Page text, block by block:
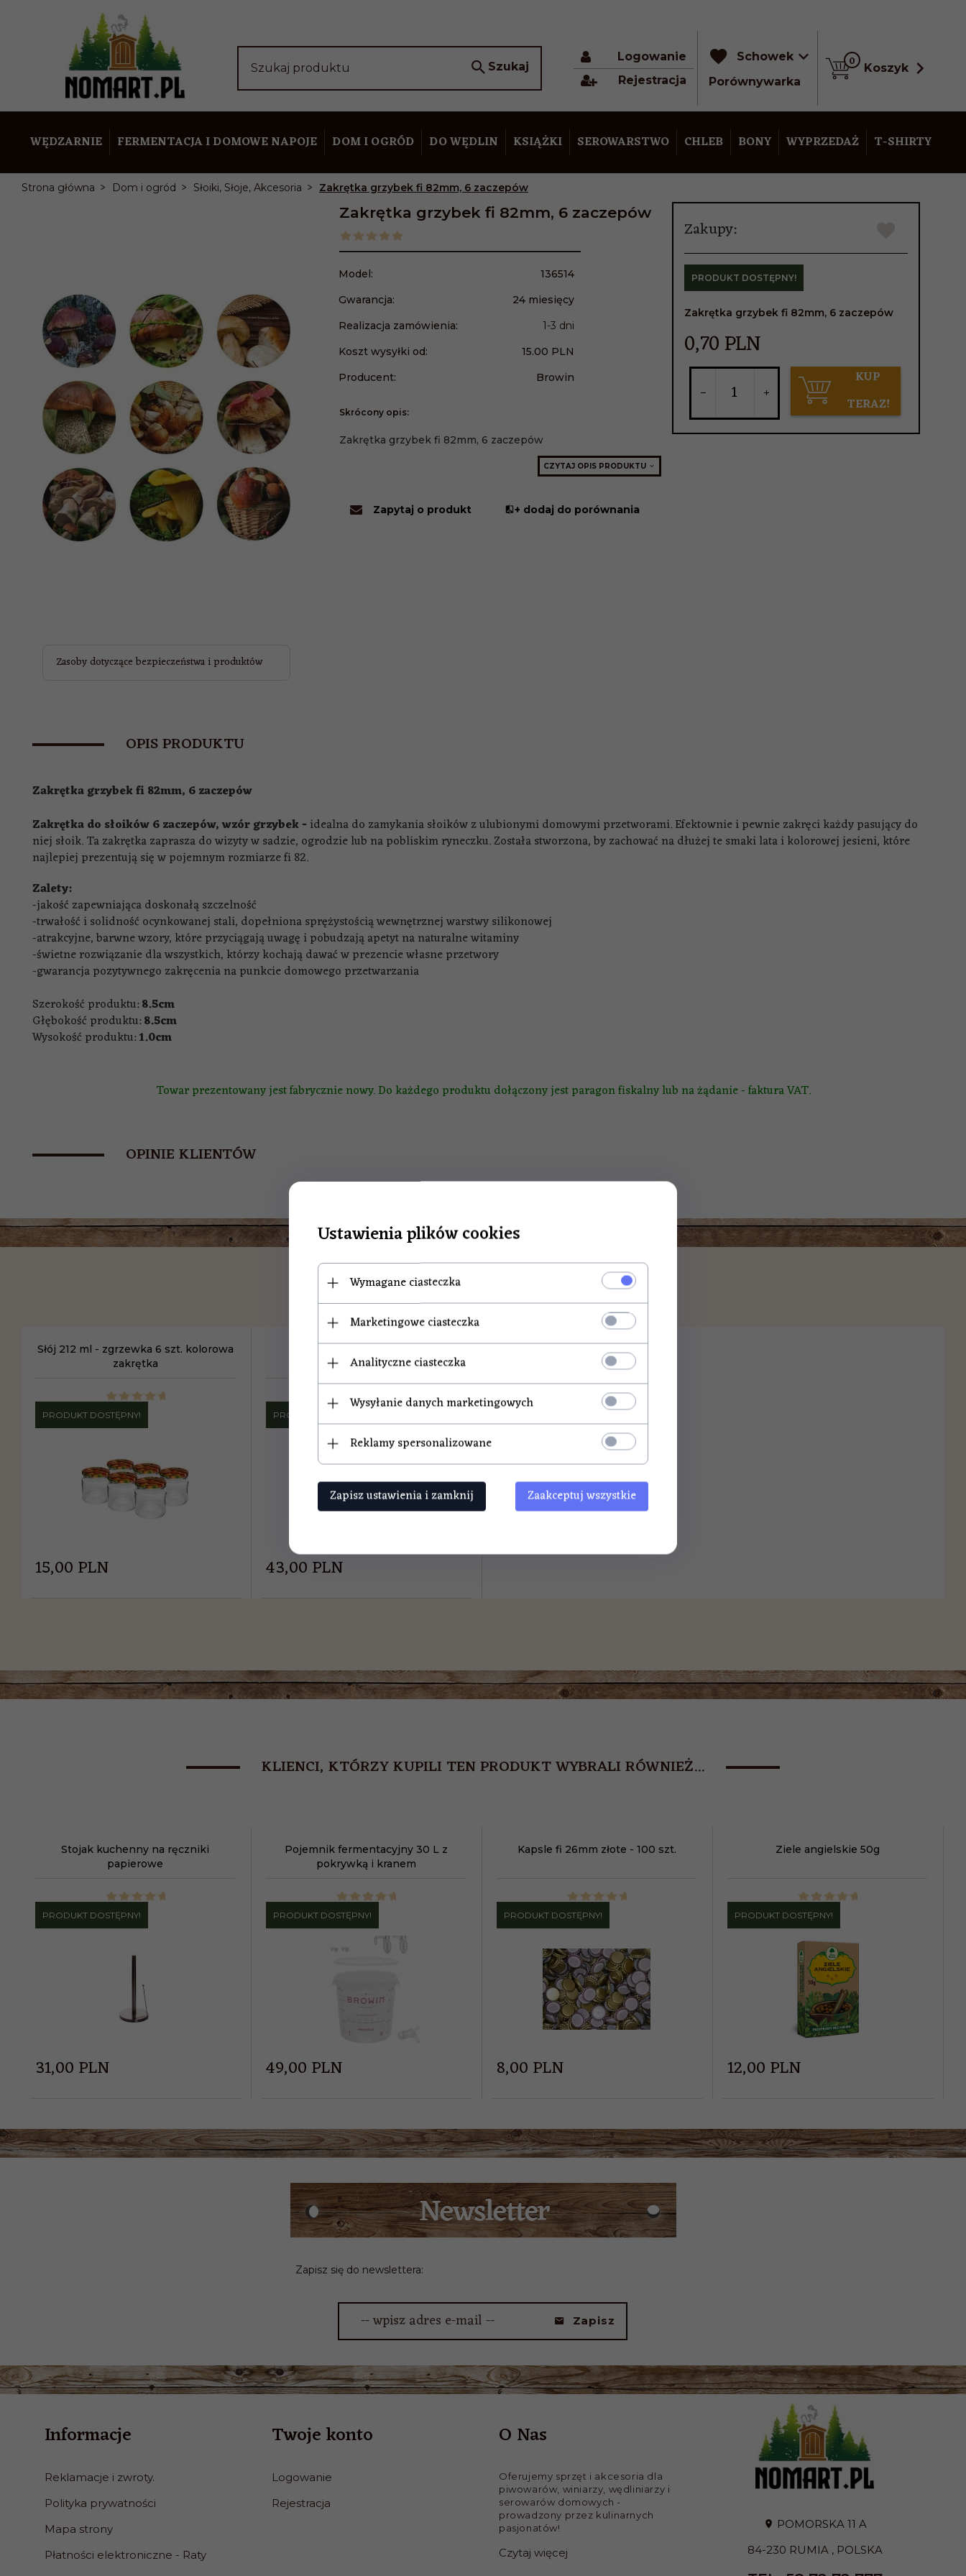
Szukaj produktu Szukaj
Logowanie
Rejestracja
Schowek
Porównywarka
Koszyk
0
WĘDZARNIE FERMENTACJA I DOMOWE NAPOJE DOM I OGRÓD DO WĘDLIN KSIĄŻKI SEROWARSTWO CHLEB BONY WYPRZEDAŻ T-SHIRTY
Strona główna Dom i ogród Słoiki, Słoje, Akcesoria Zakrętka grzybek fi 82mm, 6 zaczepów
Zasoby dotyczące bezpieczeństwa i produktów
Zakrętka grzybek fi 82mm, 6 zaczepów
Model:
136514
Gwarancja:
24 miesięcy
Realizacja zamówienia:
1-3 dni
Koszt wysyłki od:
15.00 PLN
Producent:
Browin
Skrócony opis:
Zakrętka grzybek fi 82mm, 6 zaczepów
CZYTAJ OPIS PRODUKTU
Zapytaj o produkt + dodaj do porównania
Zakupy:
Zakrętka grzybek fi 82mm, 6 zaczepów
PRODUKT DOSTĘPNY!
0,70PLN
KUP
TERAZ!
OPIS PRODUKTU
Zakrętka grzybek fi 82mm, 6 zaczepów
Zakrętka do słoików 6 zaczepów,wzór grzybek-idealna do zamykania słoików z ulubionymi domowymi przetworami. Efektownie i pewnie zakręci każdy pasujący do
niej słoik. Ta zakrętka zaprasza do wizyty w sadzie, ogrodzie lub na pobliskim ryneczku. Została stworzona, by zachować na dłużej te smaki lata i kolorowej jesieni, które
najlepiej prezentują się w pojemnym rozmiarze fi 82.
Zalety:
-jakość zapewniająca doskonałą szczelność
-trwałość i solidność ocynkowanej stali, dopełniona sprężystością wewnętrznej warstwy silikonowej
-atrakcyjne, barwne wzory, które przyciągają uwagę i pobudzają apetyt na naturalne witaminy
-świetne rozwiązanie dla wszystkich, którzy kochają dawać w prezencie własne przetwory
-gwarancja pozytywnego zakręcenia na punkcie domowego przetwarzania
Szerokość produktu:8.5cm
Głębokość produktu:8.5cm
Wysokość produktu:1.0cm
Towar prezentowany jest fabrycznie nowy. Do każdego produktu dołączony jest paragon fiskalny lub na żądanie - faktura VAT.
OPINIE KLIENTÓW
POLECAMY
Słój 212 ml - zgrzewka 6 szt. kolorowa
zakrętka
PRODUKT DOSTĘPNY!
15,00PLN
PRODUKT DOSTĘPNY!
43,00PLN
KLIENCI, KTÓRZY KUPILI TEN PRODUKT WYBRALI RÓWNIEŻ...
Stojak kuchenny na ręczniki
papierowe
PRODUKT DOSTĘPNY!
31,00PLN
Pojemnik fermentacyjny 30 L z
pokrywką i kranem
PRODUKT DOSTĘPNY!
49,00PLN
Kapsle fi 26mm złote - 100 szt.
PRODUKT DOSTĘPNY!
8,00PLN
Ziele angielskie 50g
PRODUKT DOSTĘPNY!
12,00PLN
Zapisz się do newslettera:
-- wpisz adres e-mail -- Zapisz
Informacje
Reklamacje i zwroty.
Polityka prywatności
Mapa strony
Płatności elektroniczne - Raty
Twoje konto
Logowanie
Rejestracja
O Nas
Oferujemy sprzęt i akcesoria dla
piwowarów, winiarzy, wędliniarzy i
serowarów domowych -
prowadzony przez kulinarnych
pasjonatów!
Czytaj więcej
POMORSKA 11 A
84-230 RUMIA , POLSKA
Ustawienia plików cookies
Wymagane ciasteczka
Marketingowe ciasteczka
Analityczne ciasteczka
Wysyłanie danych marketingowych
Reklamy spersonalizowane
Zapisz ustawienia i zamknij Zaakceptuj wszystkie